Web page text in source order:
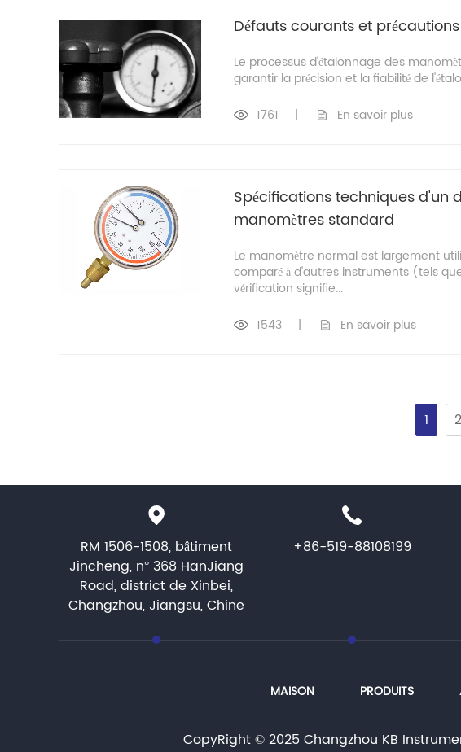
Défauts courants et
Le processus d'étalonnage des
garantir la précision et la fiabilité de
1761 | En savoir plus
Spécifications techniques d'un
manomètres standard
Le manomètre normal est largement
comparé à d'autres instruments (tels
vérification signifie...
1543 | En savoir plus
1 2
RM 1506-1508, bâtiment
Jincheng, n° 368 HanJiang
Road, district de Xinbei,
Changzhou, Jiangsu, Chine
+86-519-88108199
MAISON PRODUITS
CopyRight © 2025 Changzhou KB